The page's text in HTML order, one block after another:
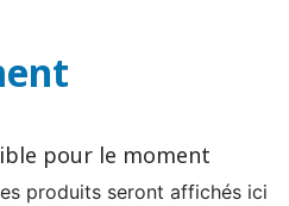
pour le moment
produits seront affichés ici